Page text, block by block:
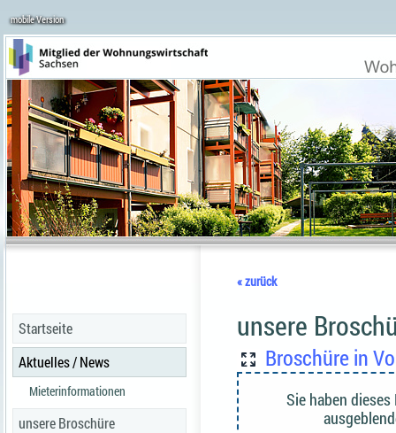
mobile Version
Startseite
Aktuelles / News
Mieterinformationen
unsere Broschüre
« zurück
unsere
Broschüre in
Sie haben dieses